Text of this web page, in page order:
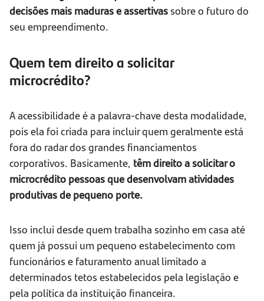
decisões mais maduras e assertivas sobre o futuro do
seu empreendimento.
Quem tem direito a solicitar
microcrédito?
A acessibilidade é a palavra-chave desta modalidade,
pois ela foi criada para incluir quem geralmente está
fora do radar dos grandes financiamentos
corporativos. Basicamente, têm direito a solicitar o
microcrédito pessoas que desenvolvam atividades
produtivas de pequeno porte.
Isso inclui desde quem trabalha sozinho em casa até
quem já possui um pequeno estabelecimento com
funcionários e faturamento anual limitado a
determinados tetos estabelecidos pela legislação e
pela política da instituição financeira.